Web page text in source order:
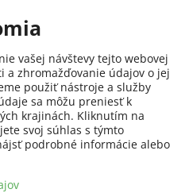
vašej návštevy tejto webovej
a zhromažďovanie údajov o jej
použiť nástroje a služby
sa môžu preniesť k
krajinách. Kliknutím na
svoj súhlas s týmto
podrobné informácie alebo